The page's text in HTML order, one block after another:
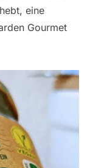
eine
Gourmet